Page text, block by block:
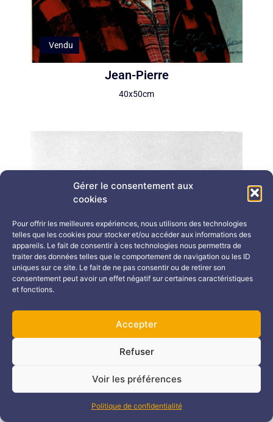
Gérer le consentement aux
cookies
Pour offrir les meilleures expériences, nous utilisons des technologies
telles que les cookies pour stocker et/ou accéder aux informations des
appareils. Le fait de consentir à ces technologies nous permettra de
traiter des données telles que le comportement de navigation ou les ID
uniques sur ce site. Le fait de ne pas consentir ou de retirer son
consentement peut avoir un effet négatif sur certaines caractéristiques
et fonctions.
Accepter
Refuser
Voir les préférences
Politique de confidentialité
Vendu
Jean-Pierre
40x50cm